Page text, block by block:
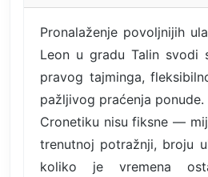
Pronalaženje povoljnijih
Leon u gradu Talin svodi
pravog tajminga,
pažljivog praćenja ponude.
Cronetiku nisu fiksne —
trenutnoj potražnji, broju
koliko je vremena